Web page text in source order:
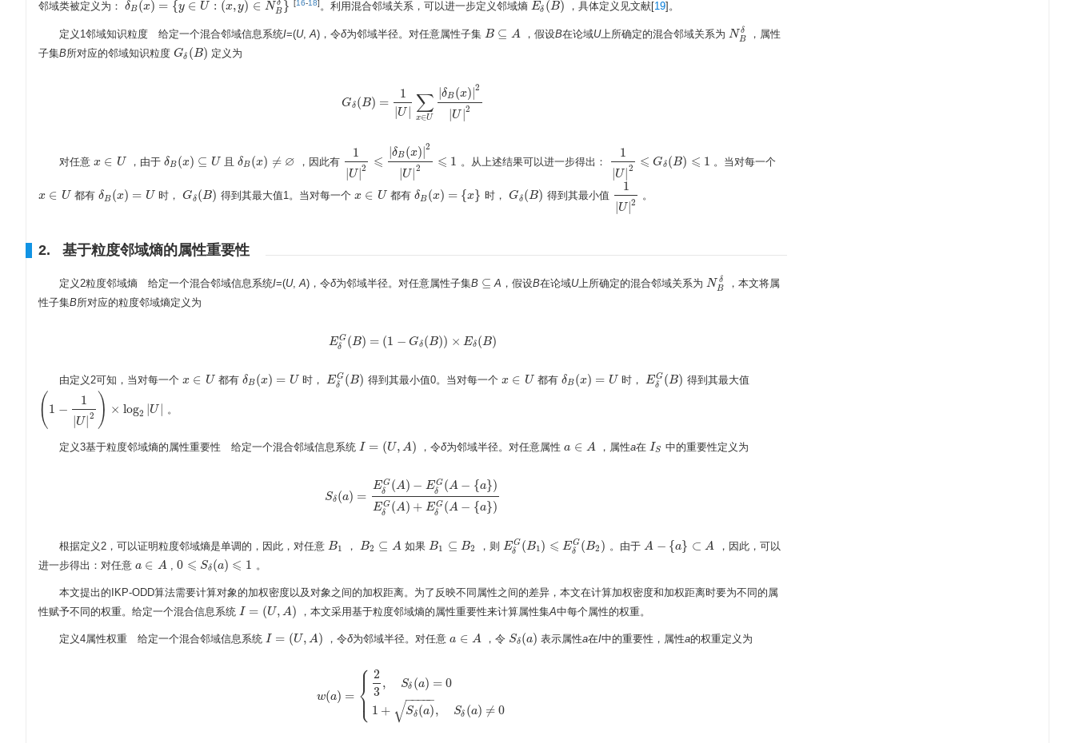
邻域类被定义为： δB (x) = {y ∈ U : (x,y) ∈ N δ
B }
δB(x)= y∈U:( x, y)∈ N Bδ} [16-18]。利用混合邻域关系，可以进一步定义邻域熵 Eδ (B)
Eδ(B) ，具体定义见文献[19]。
定义1邻域知识粒度 给定一个混合邻域信息系统I=(U,A)，令δ为邻域半径。对任意属性子集 B ⊆ A
B⊆A ，假设B在论域U上所确定的混合邻域关系为N δ
B
NBδ ，属性
子集B所对应的邻域知识粒度 Gδ (B)
Gδ (B) 定义为
Gδ (B) =
1
U ∑
x∈U
|δB (x) 2
U
2
Gδ(B)= 1|U|∑x∈ U B(x)|2|U|2
对任意 x ∈ U
x∈U ，由于δB (x) ⊆ U
δB(x)⊆ U 且δB (x) ≠ ∅
δB(x)≠ ∅ ，因此有
1
U| 2 ⩽ δB (x) 2
U
2 ⩽ 1
1|U|2⩽|δ B(x)|2|U|2⩽ 1 。从上述结果可以进一步得出：
1
U
2 ⩽ Gδ (B) ⩽ 1
1|U|2⩽G δ(B)⩽1 。当对每一个
x ∈ U
x∈U 都有δB (x) = U
δB(x)= U 时，Gδ (B)
Gδ(B) 得到其最大值1。当对每一个 x ∈ U
x∈U 都有 δB (x) = {x}
δB(x)= x} 时，Gδ (B)
Gδ(B) 得到其最小值
1
U| 2
1|U|2 。
2. 基于粒度邻域熵的属性重要性
定义2粒度邻域熵 给定一个混合邻域信息系统I=(U,A)，令δ为邻域半径。对任意属性子集B ⊆
⊆ A ，假设B在论域U上所确定的混合邻域关系为N δ
B
NBδ
，本文将属
性子集B所对应的粒度邻域熵定义为
EG
δ
( B) = (1 − Gδ (B)) × Eδ (B)
Eδ G(B) = 1−Gδ(B))×Eδ( B)
由定义2可知，当对每一个 x ∈ U
x∈U 都有δB (x) = U
δB(x)= U 时，EG
δ
(B)
EδG(B) 得到其最小值0。当对每一个 x ∈ U
x∈U 都有 δB (x) = U
δB(x)= U 时，EG
δ
(B)
EδG(B) 得到其最大值
( 1 −
1
U
2 ) × log2 U
(1 −1 |U 2)×log 2 U| 。
定义3基于粒度邻域熵的属性重要性 给定一个混合邻域信息系统 I = (U, A)
I= (U A) ，令δ为邻域半径。对任意属性a ∈ A
a∈A ，属性a在 IS
IS 中的重要性定义为
Sδ (a) =
EG
δ
(A) − EG
δ
(A − {a})
EG
δ
(A) + EG
δ
(A − {a})
Sδ(a)= Eδ G(A)−EδG(A−{a})EδG(A)+Eδ
根据定义2，可以证明粒度邻域熵是单调的，因此，对任意 B1
B1 ， B2 ⊆ A
B2⊆A 如果 B1 ⊆ B2
B1 ⊆B 2 ，则 EG
δ
( B1) ⩽ EG
δ
(B2 )
EδG(B1 )⩽E δG(B2) 。由于 A − {a} ⊂ A
A−{a }⊂A
，因此，可以
进一步得出：对任意 a ∈ A
a∈A ,0 ⩽ Sδ (a) ⩽ 1
0⩽S δ(a)⩽1 。
本文提出的IKP-ODD算法需要计算对象的加权密度以及对象之间的加权距离。为了反映不同属性之间的差异，本文在计算加权密度和加权距离时要为不同的属
性赋予不同的权重。给定一个混合信息系统 I = (U, A)
I= (U A) ，本文采用基于粒度邻域熵的属性重要性来计算属性集A中每个属性的权重。
定义4属性权重 给定一个混合邻域信息系统 I = (U, A)
I= (U A) ，令δ为邻域半径。对任意a ∈ A
a∈A ，令 Sδ (a)
Sδ(a) 表示属性a在I中的重要性，属性a的权重定义为
w(a) = ⎧
⎩
⎨⎪
⎪
2
3
, Sδ (a) = 0
1 + Sδ (a)
− −
−−−
√ , Sδ (a) ≠ 0
w a)={2 3,S